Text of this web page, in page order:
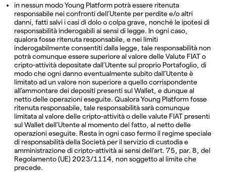
in nessun modo Young Platform potrà essere ritenuta
responsabile nei confronti dell’Utente per perdite e/o altri
danni, fatti salvi i casi di dolo o colpa grave, nonché le ipotesi di
responsabilità inderogabili ai sensi di legge. In ogni caso,
qualora fosse ritenuta responsabile, e nei limiti
inderogabilmente consentiti dalla legge, tale responsabilità non
potrà comunque essere superiore al valore delle Valute FIAT o
cripto-attività depositate dall’Utente sul proprio Portafoglio, di
modo che ogni danno eventualmente subito dall’Utente è
limitato ad un valore non superiore a quello corrispondente
all’ammontare dei depositi presenti sul Wallet, e dunque al
netto delle operazioni eseguite. Qualora Young Platform fosse
ritenuta responsabile, tale responsabilità sarà comunque
limitata al valore delle cripto-attività o delle valute FIAT presenti
sul Wallet dell’Utente al momento del fatto, al netto delle
operazioni eseguite. Resta in ogni caso fermo il regime speciale
di responsabilità della Società per il servizio di custodia e
amministrazione di cripto-attività ai sensi dell’art. 75, par. 8, del
Regolamento (UE) 2023/1114, non soggetto al limite che
precede.